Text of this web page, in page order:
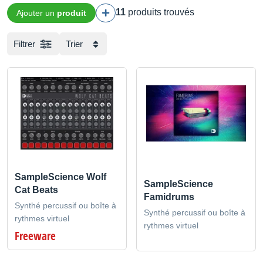
Ajouter un produit 11 produits trouvés
Filtrer Trier
SampleScience Wolf
Cat Beats
Synthé percussif ou boîte à
rythmes virtuel
Freeware
SampleScience
Famidrums
Synthé percussif ou boîte à
rythmes virtuel